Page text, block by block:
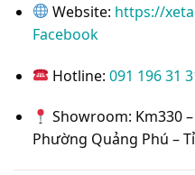
Website: https://
Facebook
Hotline:091 196 31
Showroom: Km330
Phường Quảng Phú –